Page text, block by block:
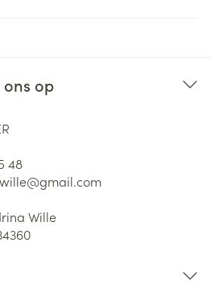
op
48
gmail.com
Wille